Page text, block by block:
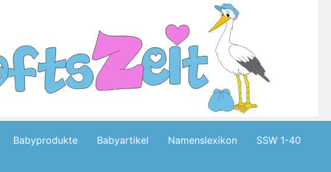
Babyprodukte Babyartikel Namenslexikon SSW 1-40